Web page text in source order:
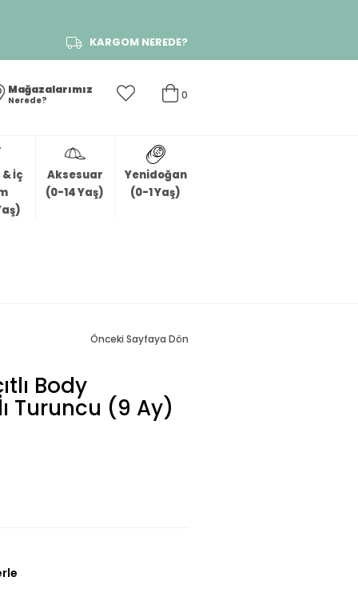
KARGOM NEREDE?
0
Mağazalarımız
Nerede?
İç
Aksesuar
(0-14 Yaş)
Yenidoğan
(0-1 Yaş)
Önceki Sayfaya Dön
Body
Turuncu (9 Ay)